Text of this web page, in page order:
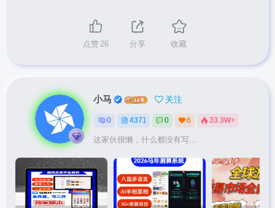
点赞26 分享 收藏
小马 关注
0 4371 0 6 33.3W+
这家伙很懒，什么都没有写...